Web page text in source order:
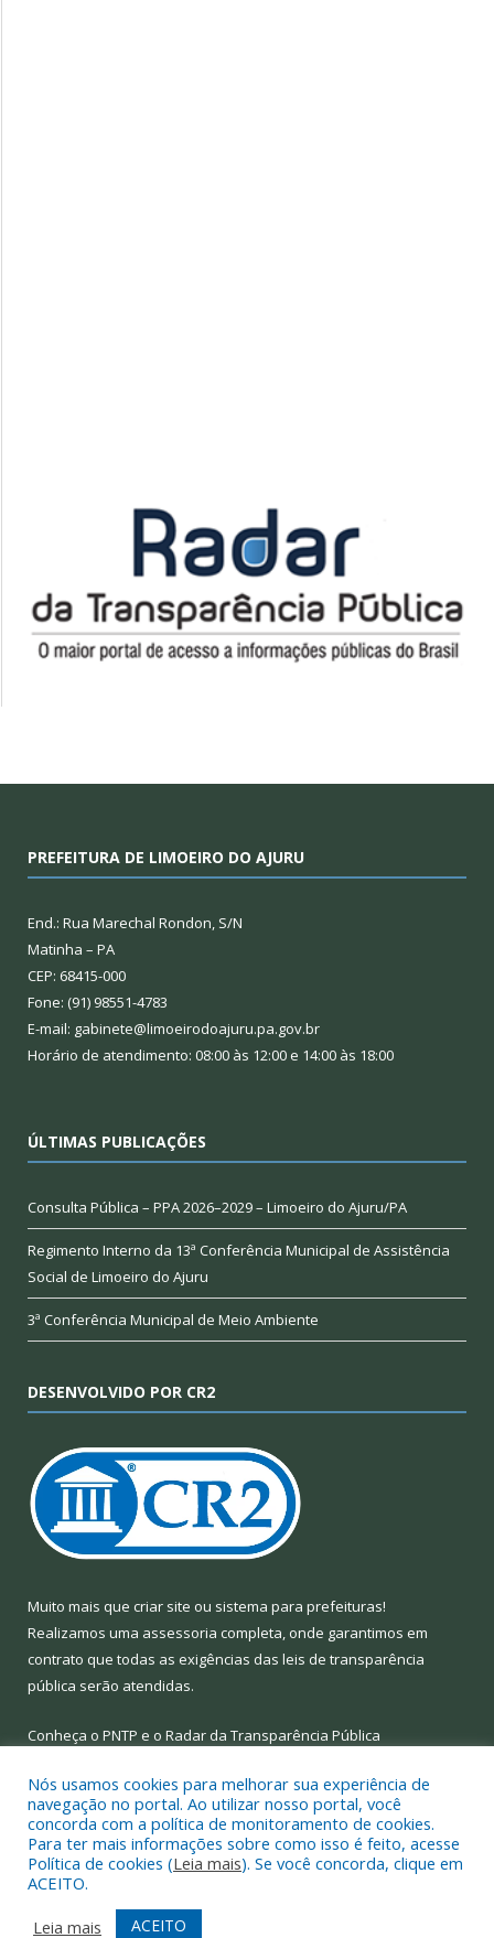
PREFEITURA DE LIMOEIRO DO AJURU
End.: Rua Marechal Rondon, S/N
Matinha – PA
CEP: 68415-000
Fone: (91) 98551-4783
E-mail: gabinete@limoeirodoajuru.pa.gov.br
Horário de atendimento: 08:00 às 12:00 e 14:00 às 18:00
ÚLTIMAS PUBLICAÇÕES
Consulta Pública – PPA 2026–2029 – Limoeiro do Ajuru/PA
Regimento Interno da 13ª Conferência Municipal de Assistência
Social de Limoeiro do Ajuru
3ª Conferência Municipal de Meio Ambiente
DESENVOLVIDO POR CR2
Muito mais que criar site ou sistema para prefeituras!
Realizamos uma assessoria completa, onde garantimos em
contrato que todas as exigências das leis de transparência
pública serão atendidas.
Conheça o PNTP e o Radar da Transparência Pública
Todos os direitos reservados a Prefeitura Municipal de Limoeiro
do Ajuru.
Mapa do Site
Acessar Área Administrativa
Nós usamos cookies para melhorar sua experiência de
navegação no portal. Ao utilizar nosso portal, você
concorda com a política de monitoramento de cookies.
Para ter mais informações sobre como isso é feito, acesse
Política de cookies (Leia mais). Se você concorda, clique em
ACEITO.
Leia mais
ACEITO